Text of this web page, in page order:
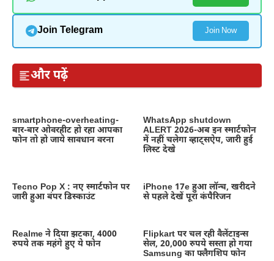
Join Telegram Join Now
और पढ़ें
smartphone-overheating-
बार-बार ओवरहीट हो रहा आपका
फोन तो हो जाये सावधान वरना
WhatsApp shutdown
ALERT 2026-अब इन स्मार्टफोन
में नहीं चलेगा व्हाट्सऐप, जारी हुई
लिस्ट देखे
Tecno Pop X : नए स्मार्टफोन पर
जारी हुआ बंपर डिस्काउंट
iPhone 17e हुआ लॉन्च, खरीदने
से पहले देखें पूरा कंपैरिजन
Realme ने दिया झटका, 4000
रुपये तक महंगे हुए ये फोन
Flipkart पर चल रही वैलेंटाइन्स
सेल, 20,000 रुपये सस्ता हो गया
Samsung का फ्लैगशिप फोन